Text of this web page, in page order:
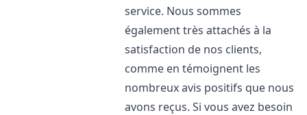
service. Nous sommes
également très attachés à la
satisfaction de nos clients,
comme en témoignent les
nombreux avis positifs que nous
avons reçus. Si vous avez besoin